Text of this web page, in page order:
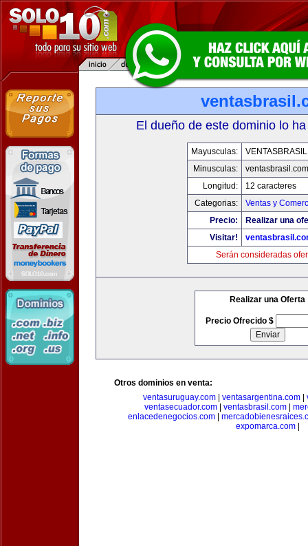
El dueño de este dominio lo
Mayusculas:
Minusculas:
ventasbrasil.com
Longitud:
12 caracteres
Categorias:
Ventas y
Precio:
Realizar una
Visitar!
Serán consideradas
Realizar una Oferta
Precio Ofrecido $
Otros dominios en venta:
ventasuruguay.com| ventasargentina.com|
ventasecuador.com| ventasbrasil.com|
enlacedenegocios.com|
expomarca.com|